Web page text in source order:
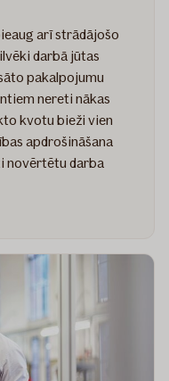
arī strādājošo
darbā jūtas
pakalpojumu
nereti nākas
kvotu bieži vien
apdrošināšana
novērtētu darba